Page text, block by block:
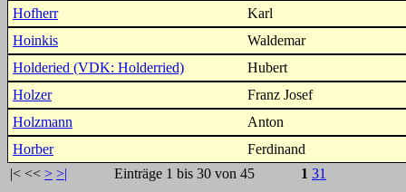
Hofherr
Karl
Hoinkis
Waldemar
Holderied (VDK: Holderried)
Hubert
Holzer
Franz Josef
Holzmann
Anton
Horber
Ferdinand
|< << > >| Einträge 1 bis 30 von 45 1 31